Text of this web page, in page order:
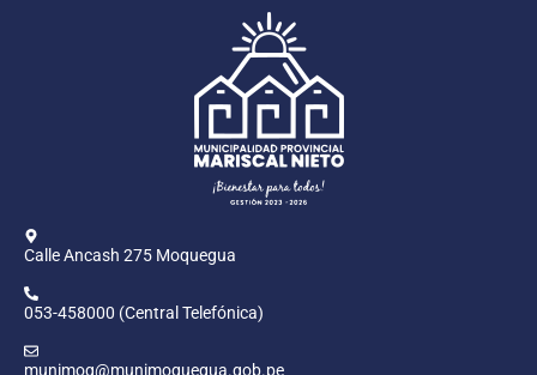
Calle Ancash 275 Moquegua
053-458000 (Central Telefónica)
munimoq@munimoquegua.gob.pe